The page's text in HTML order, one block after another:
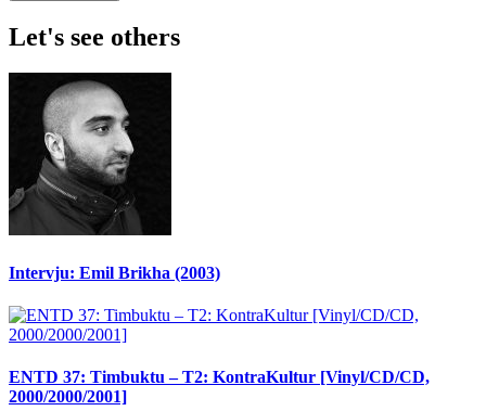
Let's see others
Intervju: Emil Brikha (2003)
ENTD 37: Timbuktu – T2: KontraKultur [Vinyl/CD/CD,
2000/2000/2001]